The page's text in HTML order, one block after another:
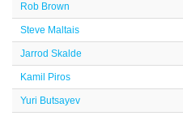
Rob Brown
Steve Maltais
Jarrod Skalde
Kamil Piros
Yuri Butsayev